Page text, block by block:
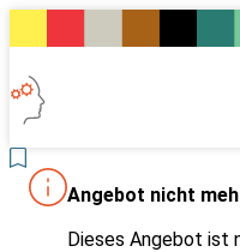
Angebot nicht
Dieses Angebot ist